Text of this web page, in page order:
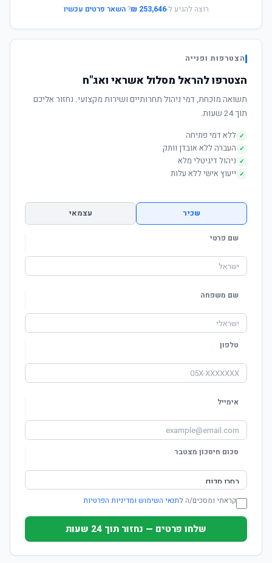
רוצה להגיע ל-253,646 ₪
?השאר פרטים עכשיו
הצטרפות ופנייה
הצטרפו להראל מסלול אשראי ואג"ח
תשואה מוכחת, דמי ניהול תחרותיים ושירות מקצועי. נחזור אליכם
תוך 24 שעות.
✓ ללא דמי פתיחה
✓ העברה ללא אובדן וותק
✓ ניהול דיגיטלי מלא
✓ ייעוץ אישי ללא עלות
שכיר עצמאי
שם פרטי
שם משפחה
טלפון
אימייל
סכום חיסכון מצטבר
קראתי ומסכים/ה לתנאי השימוש ומדיניות הפרטיות
שלחו פרטים — נחזור תוך 24 שעות